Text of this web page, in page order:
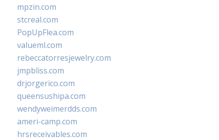
mpzin.com
stcreal.com
PopUpFlea.com
valueml.com
rebeccatorresjewelry.com
jmpbliss.com
drjorgerico.com
queensushipa.com
wendyweimerdds.com
ameri-camp.com
hrsreceivables.com